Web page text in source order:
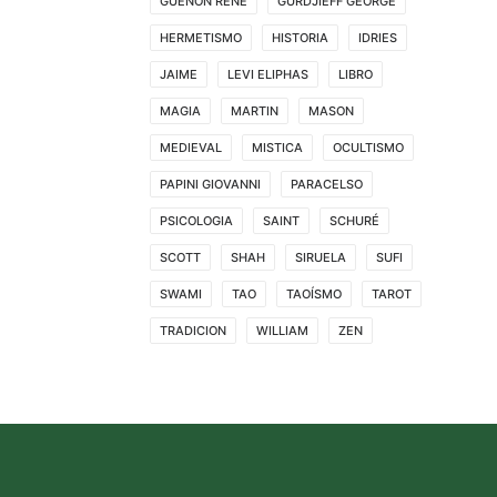
HERMETISMO HISTORIA IDRIES
JAIME LEVI ELIPHAS LIBRO
MAGIA MARTIN MASON
MEDIEVAL MISTICA OCULTISMO
PAPINI GIOVANNI PARACELSO
PSICOLOGIA SAINT SCHURÉ
SCOTT SHAH SIRUELA SUFI
SWAMI TAO TAOÍSMO TAROT
TRADICION WILLIAM ZEN